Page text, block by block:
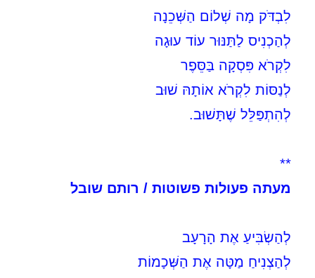
לִבְדֹּק מָה שְׁלוֹם הַשְּׁכֵנָה
לְהַכְנִיס לַתַּנּוּר עוֹד עוּגָה
לִקְרֹא פִּסְקָה בַּסֵּפֶר
לְנַסּוֹת לִקְרֹא אוֹתָהּ שׁוּב
לְהִתְפַּלֵּל שֶׁתָּשׁוּב.
**
מעתה פעולות פשוטות / רותם שובל
לְהַשְׂבִּיעַ אֶת הָרָעָב
לְהַצְנִיחַ מַטָּה אֶת הַשְּׁכָמוֹת